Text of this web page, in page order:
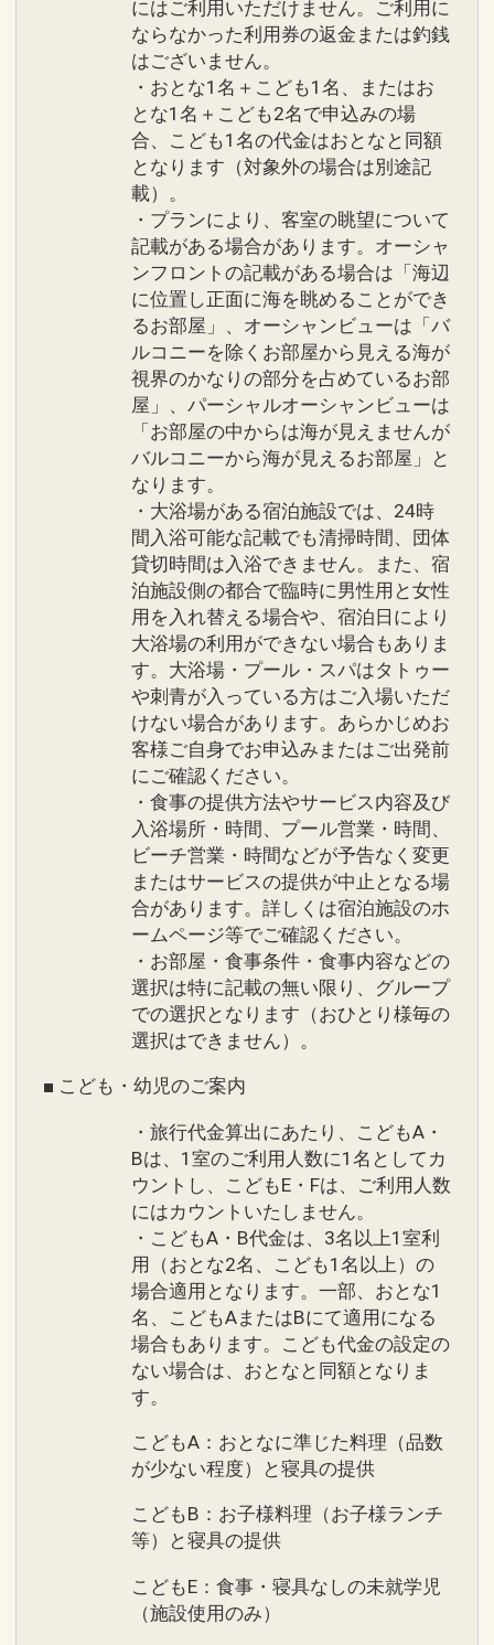
にはご利用いただけません。ご利用に
ならなかった利用券の返金または釣銭
はございません。
・おとな1名＋こども1名、またはお
とな1名＋こども2名で申込みの場
合、こども1名の代金はおとなと同額
となります（対象外の場合は別途記
載）。
・プランにより、客室の眺望について
記載がある場合があります。オーシャ
ンフロントの記載がある場合は「海辺
に位置し正面に海を眺めることができ
るお部屋」、オーシャンビューは「バ
ルコニーを除くお部屋から見える海が
視界のかなりの部分を占めているお部
屋」、パーシャルオーシャンビューは
「お部屋の中からは海が見えませんが
バルコニーから海が見えるお部屋」と
なります。
・大浴場がある宿泊施設では、24時
間入浴可能な記載でも清掃時間、団体
貸切時間は入浴できません。また、宿
泊施設側の都合で臨時に男性用と女性
用を入れ替える場合や、宿泊日により
大浴場の利用ができない場合もありま
す。大浴場・プール・スパはタトゥー
や刺青が入っている方はご入場いただ
けない場合があります。あらかじめお
客様ご自身でお申込みまたはご出発前
にご確認ください。
・食事の提供方法やサービス内容及び
入浴場所・時間、プール営業・時間、
ビーチ営業・時間などが予告なく変更
またはサービスの提供が中止となる場
合があります。詳しくは宿泊施設のホ
ームページ等でご確認ください。
・お部屋・食事条件・食事内容などの
選択は特に記載の無い限り、グループ
での選択となります（おひとり様毎の
選択はできません）。
■ こども・幼児のご案内
・旅行代金算出にあたり、こどもA・
Bは、1室のご利用人数に1名としてカ
ウントし、こどもE・Fは、ご利用人数
にはカウントいたしません。
・こどもA・B代金は、3名以上1室利
用（おとな2名、こども1名以上）の
場合適用となります。一部、おとな1
名、こどもAまたはBにて適用になる
場合もあります。こども代金の設定の
ない場合は、おとなと同額となりま
す。
こどもA：おとなに準じた料理（品数
が少ない程度）と寝具の提供
こどもB：お子様料理（お子様ランチ
等）と寝具の提供
こどもE：食事・寝具なしの未就学児
（施設使用のみ）